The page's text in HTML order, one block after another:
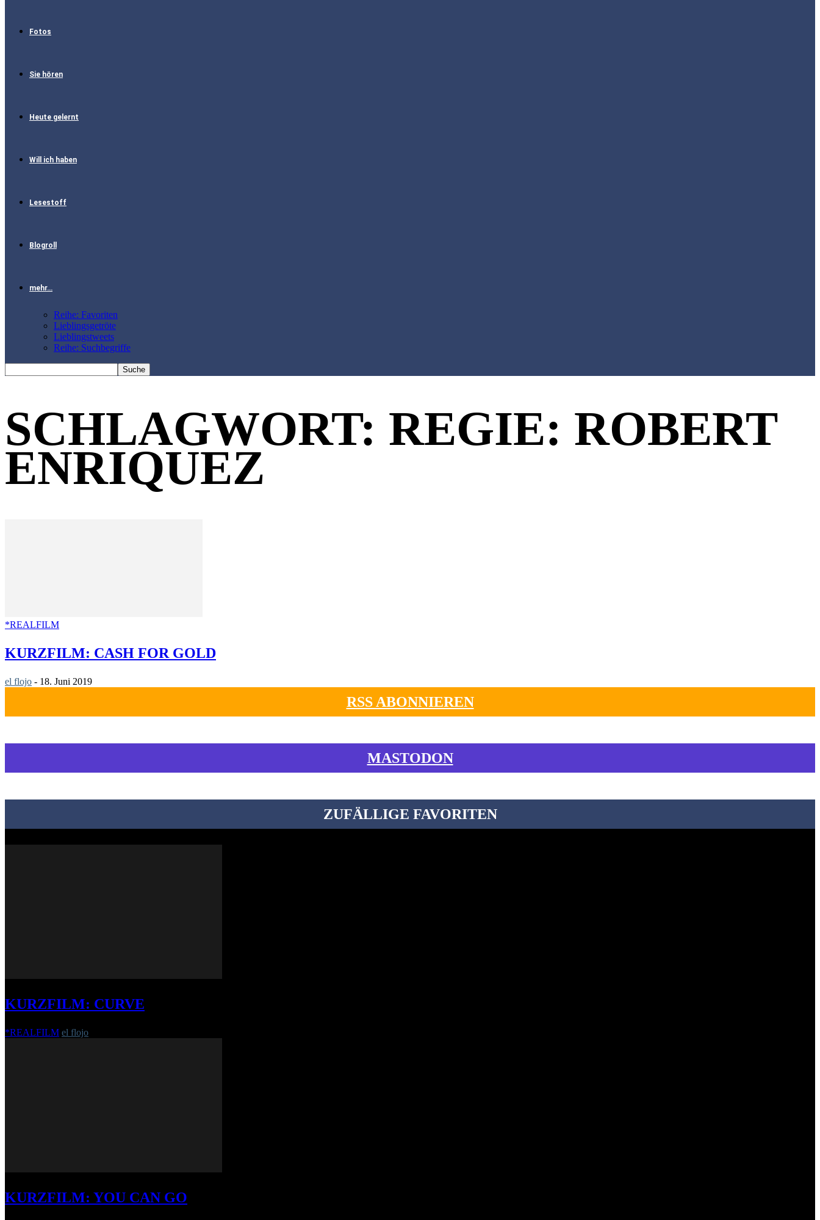
Fotos
Sie hören
Heute gelernt
Will ich haben
Lesestoff
Blogroll
mehr…
Reihe: Favoriten
Lieblingsgetröte
Lieblingstweets
Reihe: Suchbegriffe
SCHLAGWORT: REGIE: ROBERT
ENRIQUEZ
*REALFILM
KURZFILM: CASH FOR GOLD
el flojo - 18. Juni 2019
RSS ABONNIEREN
MASTODON
ZUFÄLLIGE FAVORITEN
KURZFILM: CURVE
*REALFILM el flojo
KURZFILM: YOU CAN GO